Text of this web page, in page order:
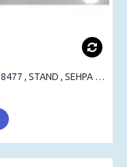
BEKO B49 LB 8477 , ARÇELİK A49 LB 8477 , STAND , SEHPA AYAK , MASA AYAK